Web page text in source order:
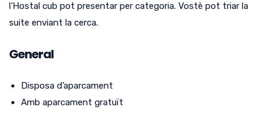
l’Hostal cub pot presentar per categoria. Vostè pot triar la
suite enviant la cerca.
General
Disposa d’aparcament
Amb aparcament gratuït